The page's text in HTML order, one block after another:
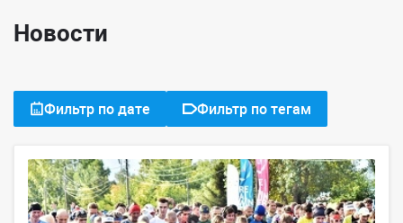
Новости
Фильтр по дате Фильтр по тегам